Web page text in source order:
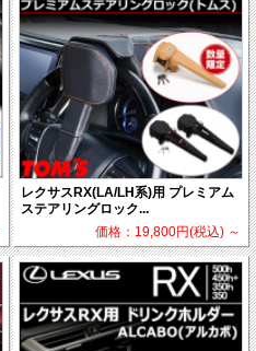
レクサスRX(LA/LH系)用 プレミアム
ステアリングロック...
価格：19,800円(税込) ～